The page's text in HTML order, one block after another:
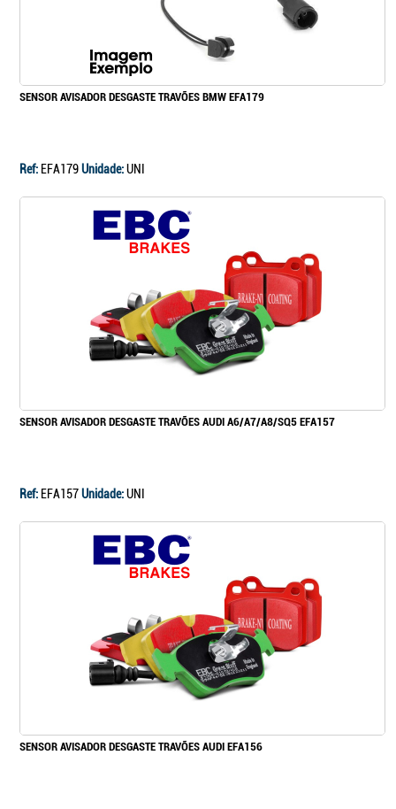
SENSOR AVISADOR DESGASTE TRAVÕES BMW EFA179
Ref: EFA179Unidade:UNI
SENSOR AVISADOR DESGASTE TRAVÕES AUDI A6/A7/A8/SQ5 EFA157
Ref: EFA157Unidade:UNI
SENSOR AVISADOR DESGASTE TRAVÕES AUDI EFA156